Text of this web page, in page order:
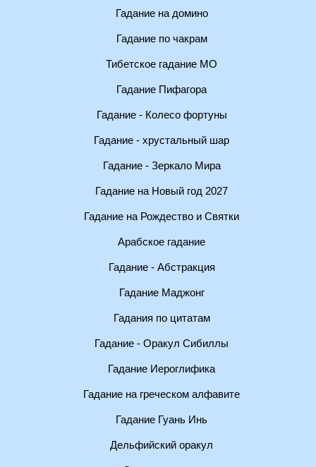
Гадание на домино
Гадание по чакрам
Тибетское гадание МО
Гадание Пифагора
Гадание - Колесо фортуны
Гадание - хрустальный шар
Гадание - Зеркало Мира
Гадание на Новый год 2027
Гадание на Рождество и Святки
Арабское гадание
Гадание - Абстракция
Гадание Маджонг
Гадания по цитатам
Гадание - Оракул Сибиллы
Гадание Иероглифика
Гадание на греческом алфавите
Гадание Гуань Инь
Дельфийский оракул